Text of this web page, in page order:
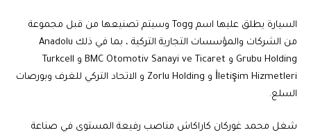
السيارة يطلق عليها اسم Togg وسيتم تصنيعها من قبل مجموعة
من الشركات والمؤسسات التجارية التركية ، بما في ذلك Anadolu
Grubu Holding و BMC Otomotiv Sanayi ve Ticaret و Turkcell
İletişim Hizmetleri و Zorlu Holding و الاتحاد التركي للغرف وبورصات
السلع.
شغل محمد غوركان كاراكاش مناصب رفيعة المستوى في صناعة